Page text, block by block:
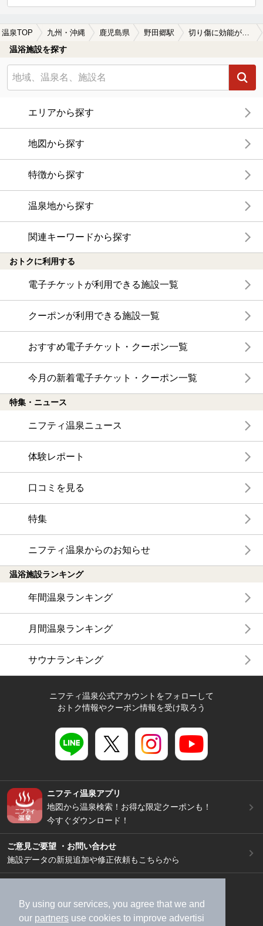
By using our services, you agree that we and
our partners use cookies to improve advertisi
温泉TOP 九州・沖縄 鹿児島県 野田郷駅 切り傷に効能がある野田郷駅近くの温泉、日帰り温泉、スーパー銭湯おすすめ
温浴施設を探す
エリアから探す
地図から探す
特徴から探す
温泉地から探す
関連キーワードから探す
おトクに利用する
電子チケットが利用できる施設一覧
クーポンが利用できる施設一覧
おすすめ電子チケット・クーポン一覧
今月の新着電子チケット・クーポン一覧
特集・ニュース
ニフティ温泉ニュース
体験レポート
口コミを見る
特集
ニフティ温泉からのお知らせ
温浴施設ランキング
年間温泉ランキング
月間温泉ランキング
サウナランキング
ニフティ温泉公式アカウントをフォローして
おトク情報やクーポン情報を受け取ろう
ニフティ温泉アプリ
地図から温泉検索！お得な限定クーポンも！
今すぐダウンロード！
ご意見ご要望 ・お問い合わせ
施設データの新規追加や修正依頼もこちらから
加盟店募集（資料請求）
広告出稿のご案内
利用規約
ライフスタイルMEMBERS+規約